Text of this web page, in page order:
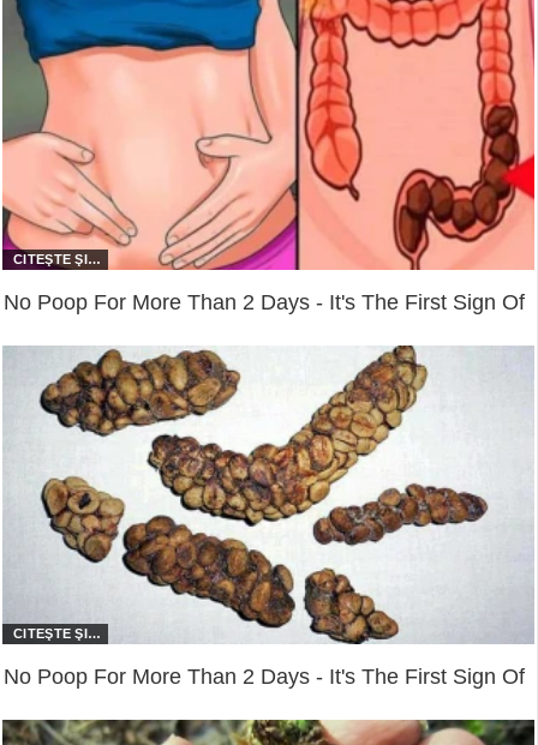
No Poop For More Than 2 Days - It's The First Sign Of
No Poop For More Than 2 Days - It's The First Sign Of